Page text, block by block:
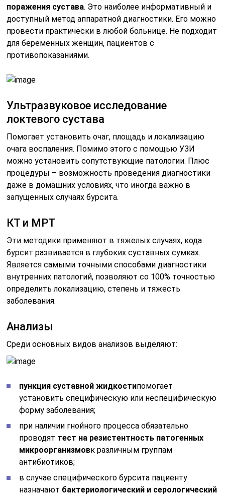
поражения сустава. Это наиболее информативный и
доступный метод аппаратной диагностики. Его можно
провести практически в любой больнице. Не подходит
для беременных женщин, пациентов с
противопоказаниями.
Ультразвуковое исследование
локтевого сустава
Помогает установить очаг, площадь и локализацию
очага воспаления. Помимо этого с помощью УЗИ
можно установить сопутствующие патологии. Плюс
процедуры – возможность проведения диагностики
даже в домашних условиях, что иногда важно в
запущенных случаях бурсита.
КТ и МРТ
Эти методики применяют в тяжелых случаях, кода
бурсит развивается в глубоких суставных сумках.
Является самыми точными способами диагностики
внутренних патологий, позволяют со 100% точностью
определить локализацию, степень и тяжесть
заболевания.
Анализы
Среди основных видов анализов выделяют:
пункция суставной жидкостипомогает
установить специфическую или неспецифическую
форму заболевания;
при наличии гнойного процесса обязательно
проводят тест на резистентность патогенных
микроорганизмовк различным группам
антибиотиков;
в случае специфического бурсита пациенту
назначают бактериологический и серологический